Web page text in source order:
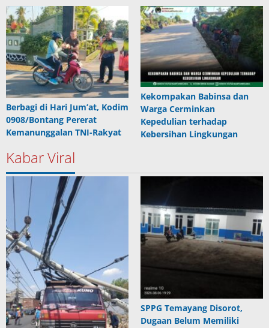
Berbagi di Hari Jum’at, Kodim
0908/Bontang Pererat
Kemanunggalan TNI-Rakyat
Kekompakan Babinsa dan
Warga Cerminkan
Kepedulian terhadap
Kebersihan Lingkungan
Kabar Viral
SPPG Temayang Disorot,
Dugaan Belum Memiliki